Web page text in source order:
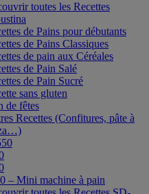
toutes les Recettes
de Pains pour débutants
de Pains Classiques
de pain aux Céréales
de Pain Salé
de Pain Sucré
sans gluten
de fêtes
Recettes (Confitures, pâte à
– Mini machine à pain